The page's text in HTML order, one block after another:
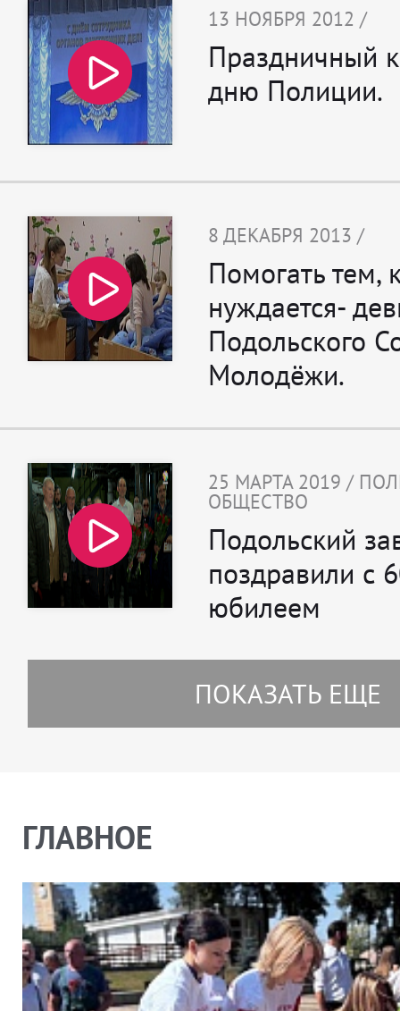
13 НОЯБРЯ 2012 /
Праздничный
дню Полиции.
8 ДЕКАБРЯ 2013 /
Помогать тем,
нуждается-
Подольского
Молодёжи.
25 МАРТА 2019 /
ОБЩЕСТВО
Подольский
поздравили с
юбилеем
ПОКАЗАТЬ ЕЩЕ
ГЛАВНОЕ